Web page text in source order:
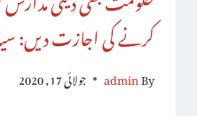
کرنے کی اجازت دیں:
By
admin جولائی 17, 2020